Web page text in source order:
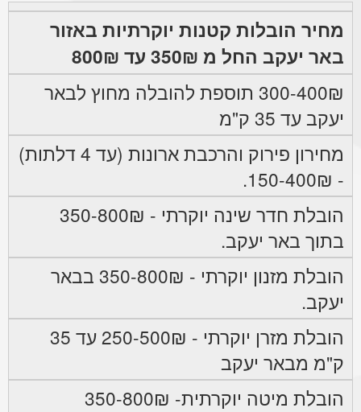
מחיר הובלות קטנות יוקרתיות באזור
באר יעקב החל מ 350₪ עד 800₪
300-400₪ תוספת להובלה מחוץ לבאר
יעקב עד 35 ק"מ
מחירון פירוק והרכבת ארונות (עד 4 דלתות)
- 150-400₪.
הובלת חדר שינה יוקרתי - 350-800₪
בתוך באר יעקב.
הובלת מזנון יוקרתי - 350-800₪ בבאר
יעקב.
הובלת מזרן יוקרתי - 250-500₪ עד 35
ק"מ מבאר יעקב
הובלת מיטה יוקרתית- 350-800₪